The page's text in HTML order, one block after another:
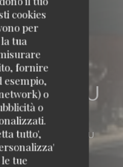
cookies
per
tua
fornire
esempio,
o
o
tutto',
tue
DE CATUSSEAU